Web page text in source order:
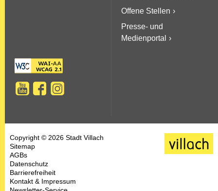
Offene Stellen
Presse- und
Medienportal
Copyright © 2026 Stadt Villach
Sitemap
AGBs
Datenschutz
Barrierefreiheit
Kontakt & Impressum